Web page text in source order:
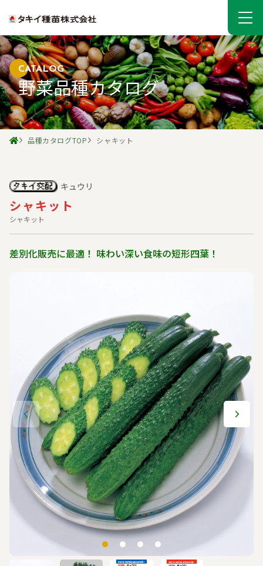
CATALOG
野菜品種カタログ
品種カタログTOP シャキット
シャキット
シャキット
キュウリ
差別化販売に最適！ 味わい深い食味の短形四葉！